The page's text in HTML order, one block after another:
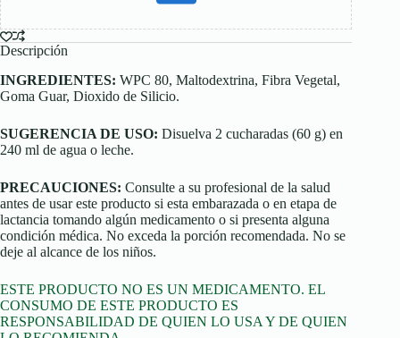
Descripción
INGREDIENTES: WPC 80, Maltodextrina, Fibra Vegetal,
Goma Guar, Dioxido de Silicio.
SUGERENCIA DE USO: Disuelva 2 cucharadas (60 g) en
240 ml de agua o leche.
PRECAUCIONES: Consulte a su profesional de la salud
antes de usar este producto si esta embarazada o en etapa de
lactancia tomando algún medicamento o si presenta alguna
condición médica. No exceda la porción recomendada. No se
deje al alcance de los niños.
ESTE PRODUCTO NO ES UN MEDICAMENTO. EL
CONSUMO DE ESTE PRODUCTO ES
RESPONSABILIDAD DE QUIEN LO USA Y DE QUIEN